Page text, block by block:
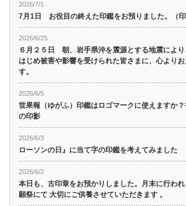
2026/7/1
7月1日 お役目の終えた印鑑をお預りました。（印
2026/6/25
６月２５日 朝、岩手県沖を震源とする地震によ
はじめ被害や影響を受けられた皆さまに、心より
す。
2026/6/5
世果報（ゆがふ）印鑑はロゴマークに使えますか
の印影
2026/6/3
ローソンの日』に当て字の印鑑を考えてみました
2026/6/2
本日も、古印章をお預かりしました。月末に行わ
願祭にて 大切にご供養させていただきます 。